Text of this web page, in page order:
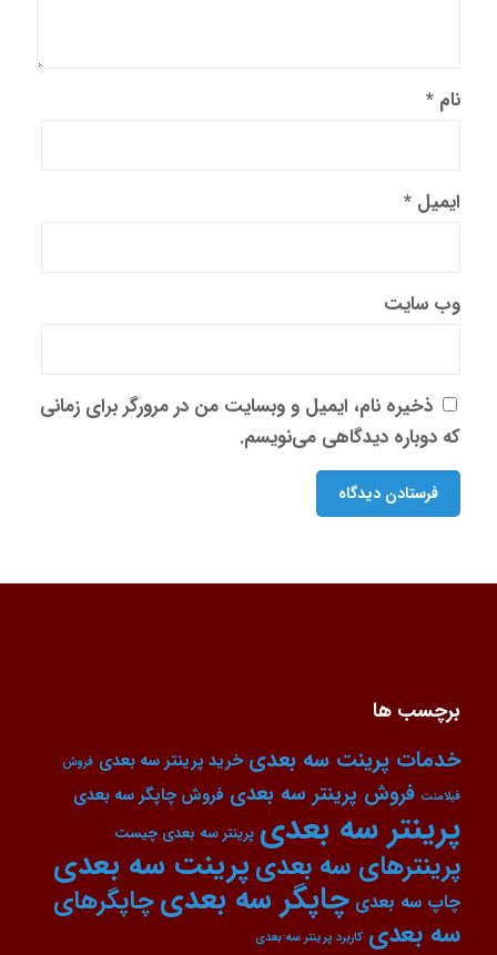
نام *
ایمیل *
وب‌ سایت
ذخیره نام، ایمیل و وبسایت من در مرورگر برای زمانی
که دوباره دیدگاهی می‌نویسم.
برچسب ها
خدمات پرینت سه بعدی خرید پرینتر سه بعدی فروش
فیلامنت فروش پرینتر سه بعدی فروش چاپگر سه بعدی
پرینتر سه بعدی پرینتر سه بعدی چیست
پرینترهای سه بعدیپرینت سه بعدی
چاپ سه بعدی چاپگر سه بعدیچاپگرهای
سه بعدی کاربرد پرینتر سه بعدی